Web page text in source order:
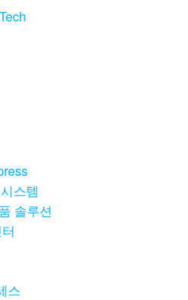
스템
솔루션
스